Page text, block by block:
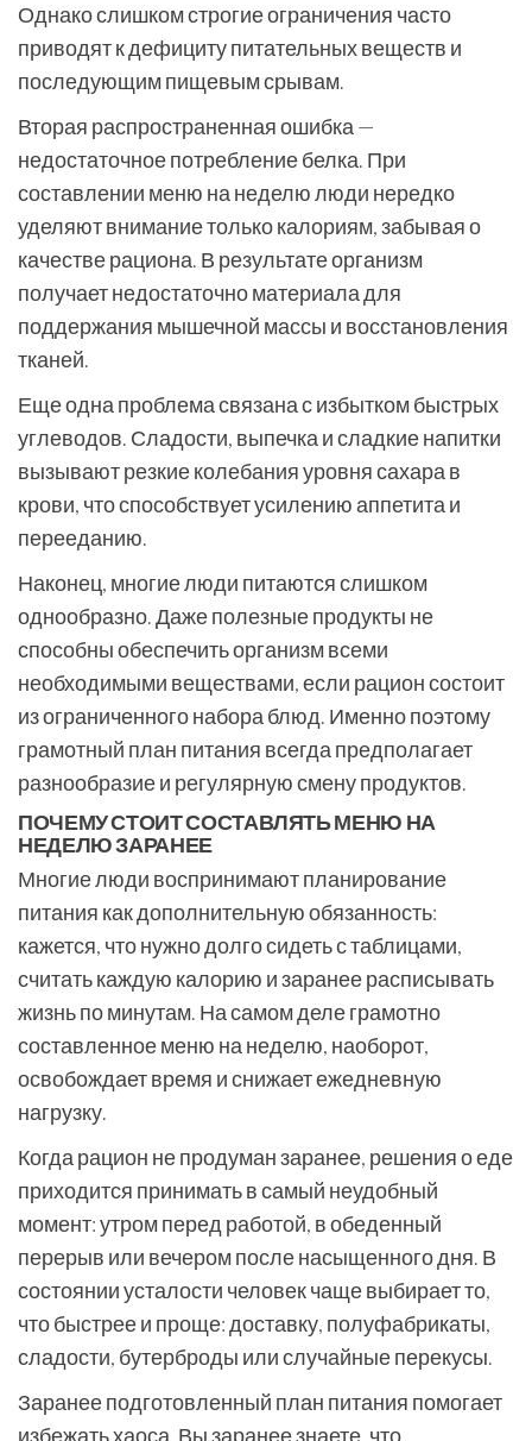
Однако слишком строгие ограничения часто
приводят к дефициту питательных веществ и
последующим пищевым срывам.
Вторая распространенная ошибка —
недостаточное потребление белка. При
составлении меню на неделю люди нередко
уделяют внимание только калориям, забывая о
качестве рациона. В результате организм
получает недостаточно материала для
поддержания мышечной массы и восстановления
тканей.
Еще одна проблема связана с избытком быстрых
углеводов. Сладости, выпечка и сладкие напитки
вызывают резкие колебания уровня сахара в
крови, что способствует усилению аппетита и
перееданию.
Наконец, многие люди питаются слишком
однообразно. Даже полезные продукты не
способны обеспечить организм всеми
необходимыми веществами, если рацион состоит
из ограниченного набора блюд. Именно поэтому
грамотный план питания всегда предполагает
разнообразие и регулярную смену продуктов.
ПОЧЕМУ СТОИТ СОСТАВЛЯТЬ МЕНЮ НА
НЕДЕЛЮ ЗАРАНЕЕ
Многие люди воспринимают планирование
питания как дополнительную обязанность:
кажется, что нужно долго сидеть с таблицами,
считать каждую калорию и заранее расписывать
жизнь по минутам. На самом деле грамотно
составленное меню на неделю, наоборот,
освобождает время и снижает ежедневную
нагрузку.
Когда рацион не продуман заранее, решения о еде
приходится принимать в самый неудобный
момент: утром перед работой, в обеденный
перерыв или вечером после насыщенного дня. В
состоянии усталости человек чаще выбирает то,
что быстрее и проще: доставку, полуфабрикаты,
сладости, бутерброды или случайные перекусы.
Заранее подготовленный план питания помогает
избежать хаоса. Вы заранее знаете, что